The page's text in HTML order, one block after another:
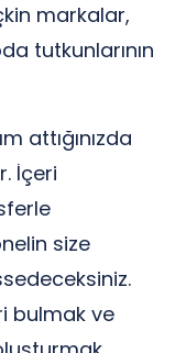
markalar,
tutkunlarının
attığınızda
İçeri
size
bulmak ve